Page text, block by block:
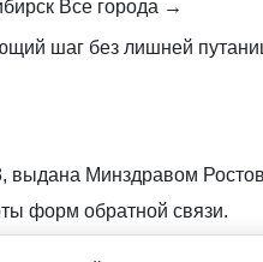
Все города →
шаг без лишней
выдана Минздравом
форм обратной связи.